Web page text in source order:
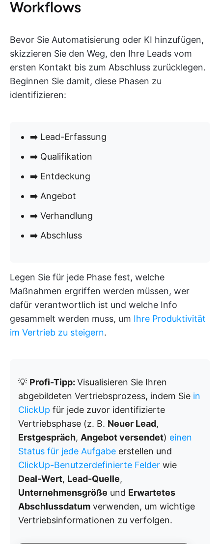
Workflows
Bevor Sie Automatisierung oder KI hinzufügen,
skizzieren Sie den Weg, den Ihre Leads vom
ersten Kontakt bis zum Abschluss zurücklegen.
Beginnen Sie damit, diese Phasen zu
identifizieren:
➡️ Lead-Erfassung
➡️ Qualifikation
➡️ Entdeckung
➡️ Angebot
➡️ Verhandlung
➡️ Abschluss
Legen Sie für jede Phase fest, welche
Maßnahmen ergriffen werden müssen, wer
dafür verantwortlich ist und welche Info
gesammelt werden muss, um Ihre Produktivität
im Vertrieb zu steigern.
💡 Profi-Tipp: Visualisieren Sie Ihren
abgebildeten Vertriebsprozess, indem Sie in
ClickUp für jede zuvor identifizierte
Vertriebsphase (z. B. Neuer Lead,
Erstgespräch, Angebot versendet) einen
Status für jede Aufgabe erstellen und
ClickUp-Benutzerdefinierte Felder wie
Deal-Wert, Lead-Quelle,
Unternehmensgröße und Erwartetes
Abschlussdatum verwenden, um wichtige
Vertriebsinformationen zu verfolgen.